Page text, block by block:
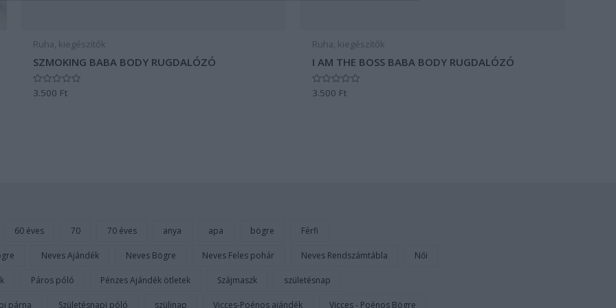
Ruha, kiegészítők
SZMOKING BABA BODY RUGDALÓZÓ
Értékelés:
0
3.500 Ft
Ruha, kiegészítők
I AM THE BOSS BABA BODY RUGDALÓZÓ
Értékelés:
0
3.500 Ft
60 éves 70 70 éves anya apa bögre Férfi
Neves Ajándék Neves Bögre Neves Feles pohár Neves Rendszámtábla Női
Páros póló Pénzes Ajándék ötletek Szájmaszk születésnap
párna Születésnapi póló szülinap Vicces-Poénos ajándék Vicces - Poénos Bögre